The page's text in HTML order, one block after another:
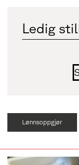
Ledig
Lønnsoppgjør